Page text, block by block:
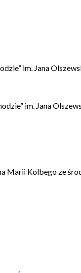
im. Jana
im. Jana
Marii Kolbego ze